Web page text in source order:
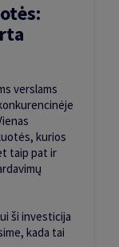
verslams
kurios
taip pat ir
ši investicija
kada tai